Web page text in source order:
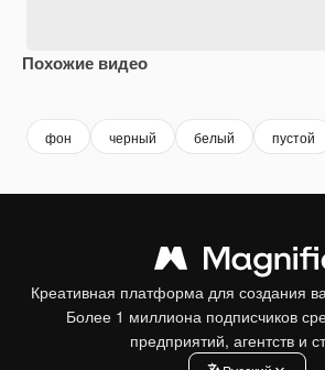
Похожие видео
фон черный белый пустой
Креативная платформа для создания
Более 1 миллиона подписчиков
предприятий, агентств и